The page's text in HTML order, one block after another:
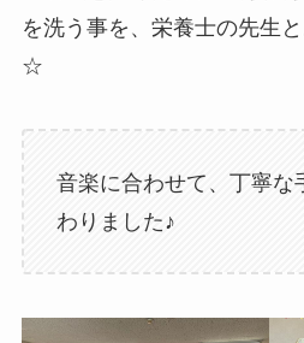
を洗う事を、栄養士の先生
☆
音楽に合わせて、丁寧な
わりました♪